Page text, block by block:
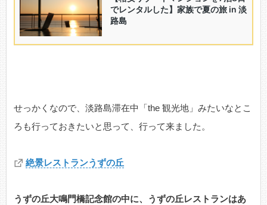
せっかくなので、淡路島滞在中「the 観光地」みたいなとこ
ろも行っておきたいと思って、行って来ました。
絶景レストランうずの丘
うずの丘大鳴門橋記念館の中に、うずの丘レストランはあ